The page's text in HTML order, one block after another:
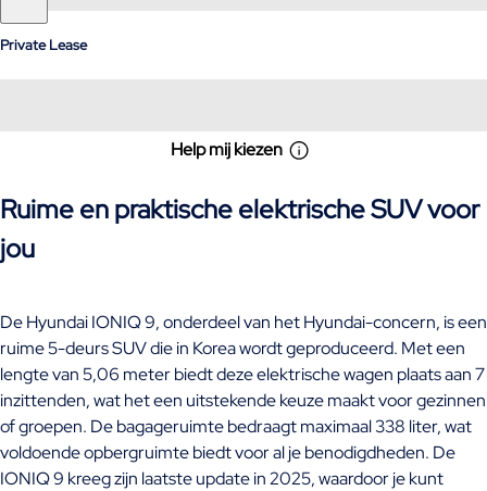
Private Lease
Help mij kiezen
Ruime en praktische elektrische SUV voor
jou
De Hyundai IONIQ 9, onderdeel van het Hyundai-concern, is een
ruime 5-deurs SUV die in Korea wordt geproduceerd. Met een
lengte van 5,06 meter biedt deze elektrische wagen plaats aan 7
inzittenden, wat het een uitstekende keuze maakt voor gezinnen
of groepen. De bagageruimte bedraagt maximaal 338 liter, wat
voldoende opbergruimte biedt voor al je benodigdheden. De
IONIQ 9 kreeg zijn laatste update in 2025, waardoor je kunt